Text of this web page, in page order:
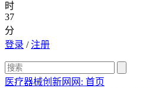
时
37
分
登录 / 注册
医疗器械创新网网: 首页